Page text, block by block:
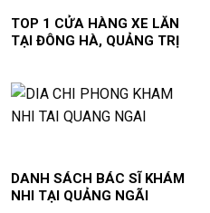
TOP 1 CỬA HÀNG XE LĂN
TẠI ĐÔNG HÀ, QUẢNG TRỊ
DANH SÁCH BÁC SĨ KHÁM
NHI TẠI QUẢNG NGÃI